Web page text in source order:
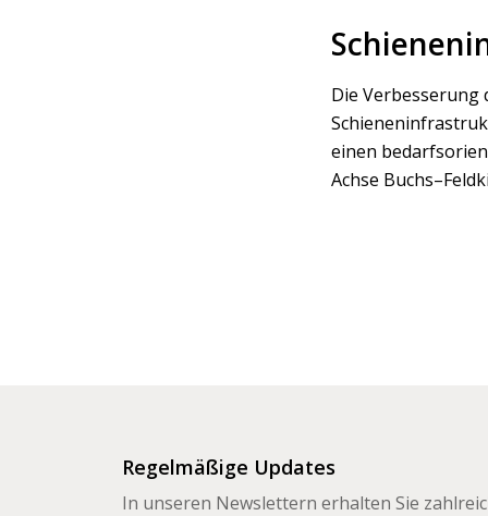
Die
einen
Achse
Regelmäßige Updates
In unseren Newslettern erhalten Sie